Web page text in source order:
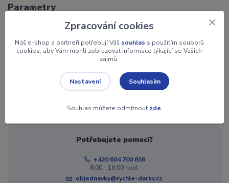
Parametry
Potřebujete pomoci?
+420 604 700 836
8:00 - 16:00 hod.
objednavky@rychle-darky.cz
Zpracování cookies
Náš e-shop a partneři potřebují Váš souhlas s použitím souborů
cookies, aby Vám mohli zobrazovat informace týkající se Vašich
zájmů.
Nastavení Souhlasím
Souhlas můžete odmítnout zde.